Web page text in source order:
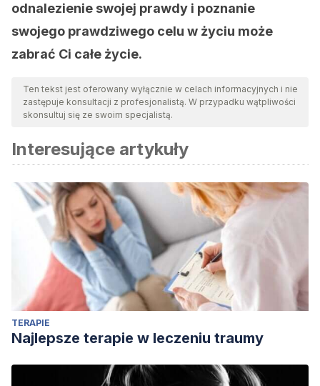
odnalezienie swojej prawdy i poznanie
swojego prawdziwego celu w życiu może
zabrać Ci całe życie.
Ten tekst jest oferowany wyłącznie w celach informacyjnych i nie
zastępuje konsultacji z profesjonalistą. W przypadku wątpliwości
skonsultuj się ze swoim specjalistą.
Interesujące artykuły
TERAPIE
Najlepsze terapie w leczeniu traumy